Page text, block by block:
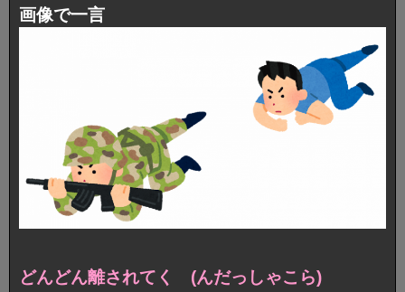
画像で一言
どんどん離されてく (んだっしゃこら)